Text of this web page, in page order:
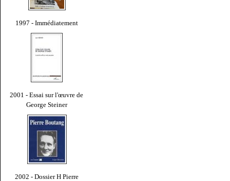
1997 - Immédiatement
2001 - Essai sur l'œuvre de
George Steiner
2002 - Dossier H Pierre